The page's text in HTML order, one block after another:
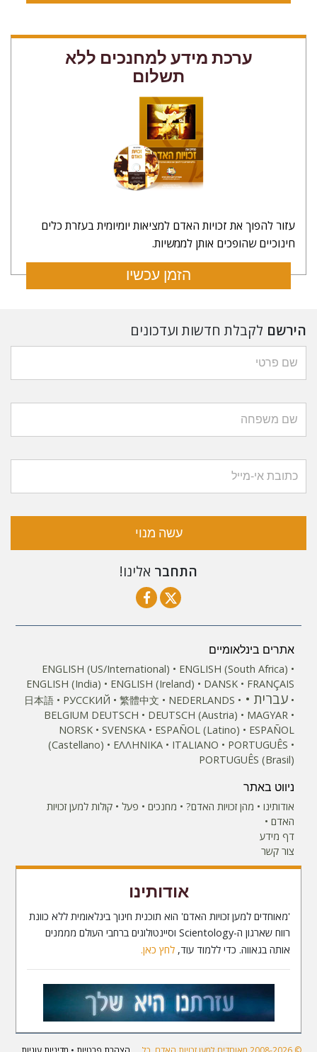
ערכת מידע למחנכים ללא
תשלום
עזור להפוך את זכויות האדם למציאות יומיומית בעזרת כלים
חינוכיים שהופכים אותן לממשיות.
הזמן עכשיו
הירשם לקבלת חדשות ועדכונים
עשה מנוי
התחבר אלינו!
אתרים בינלאומיים
ENGLISH (US/International)
ENGLISH (South Africa)
ENGLISH (India)
ENGLISH (Ireland) DANSK FRANÇAIS
עברית 日本語 РУССКИЙ 繁體中文
NEDERLANDS
BELGIUM DEUTSCH DEUTSCH (Austria)
MAGYAR
NORSK
SVENSKA ESPAÑOL (Latino)
ESPAÑOL
(Castellano)
ΕΛΛΗΝΙΚA ITALIANO
PORTUGUÊS
PORTUGUÊS (Brasil)‎
ניווט באתר
אודותינו
מהן זכויות האדם? מחנכים פעל
קולות למען זכויות
האדם
דף מידע
צור קשר
אודותינו
'מאוחדים למען זכויות האדם' הוא תוכנית חינוך בינלאומית ללא כוונת
רווח שארגון ה-Scientology וסיינטולוגים ברחבי העולם מממנים
אותה בגאווה. כדי ללמוד עוד,לחץ כאן.